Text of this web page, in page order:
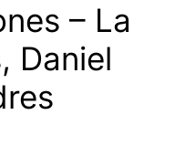
– La
Daniel